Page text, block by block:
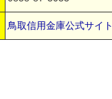
鳥取信用金庫公式サイト